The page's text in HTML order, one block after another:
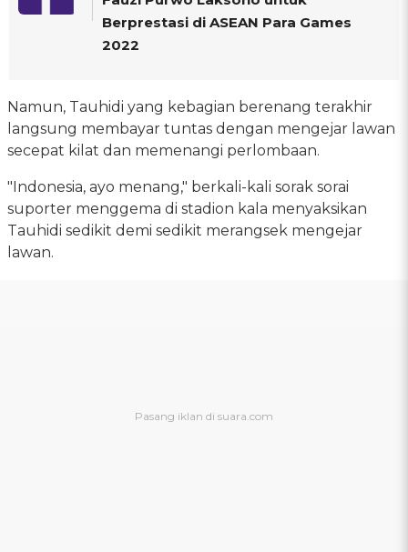
Berprestasi di ASEAN Para Games
2022
Namun, Tauhidi yang kebagian berenang terakhir
langsung membayar tuntas dengan mengejar lawan
secepat kilat dan memenangi perlombaan.
"Indonesia, ayo menang," berkali-kali sorak sorai
suporter menggema di stadion kala menyaksikan
Tauhidi sedikit demi sedikit merangsek mengejar
lawan.